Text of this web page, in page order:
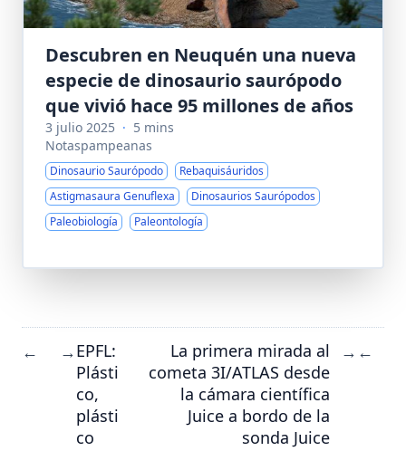
Descubren en Neuquén una nueva
especie de dinosaurio saurópodo
que vivió hace 95 millones de años
3 julio 2025 · 5 mins
Notaspampeanas
Dinosaurio Saurópodo
Rebaquisáuridos
Astigmasaura Genuflexa
Dinosaurios Saurópodos
Paleobiología
Paleontología
← →EPFL:
Plásti
co,
plásti
co
La primera mirada al
cometa 3I/ATLAS desde
la cámara científica
Juice a bordo de la
sonda Juice
→ ←